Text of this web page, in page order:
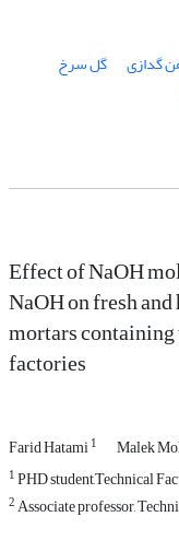
گدازی گل سرخ
Effect of NaOH
NaOH on fresh
mortars
factories
Farid Hatami1 Malek
1PHD student,Technical
2Associate professor,